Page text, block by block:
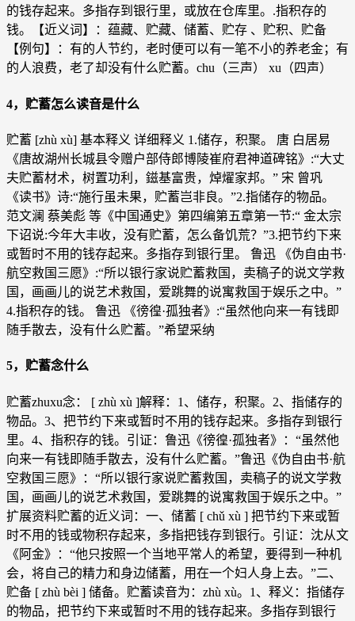
的钱存起来。多指存到银行里，或放在仓库里。.指积存的
钱。【近义词】：蕴藏、贮藏、储蓄、贮存 、贮积、贮备
【例句】：有的人节约，老时便可以有一笔不小的养老金；有
的人浪费，老了却没有什么贮蓄。chu（三声） xu（四声）
4，贮蓄怎么读音是什么
贮蓄 [zhù xù] 基本释义 详细释义 1.储存，积聚。 唐 白居易
《唐故湖州长城县令赠户部侍郎博陵崔府君神道碑铭》:“大丈
夫贮蓄材术，树置功利，鎡基富贵，焯燿家邦。” 宋 曾巩
《读书》诗:“施行虽未果，贮蓄岂非良。”2.指储存的物品。
范文澜 蔡美彪 等《中国通史》第四编第五章第一节:“ 金太宗
下诏说:今年大丰收，没有贮蓄，怎么备饥荒？”3.把节约下来
或暂时不用的钱存起来。多指存到银行里。 鲁迅 《伪自由书·
航空救国三愿》:“所以银行家说贮蓄救国，卖稿子的说文学救
国，画画儿的说艺术救国，爱跳舞的说寓救国于娱乐之中。”
4.指积存的钱。 鲁迅 《徬徨·孤独者》:“虽然他向来一有钱即
随手散去，没有什么贮蓄。”希望采纳
5，贮蓄念什么
贮蓄zhuxu念： [ zhù xù ]解释：1、储存，积聚。2、指储存的
物品。3、把节约下来或暂时不用的钱存起来。多指存到银行
里。4、指积存的钱。引证：鲁迅《徬徨·孤独者》：“虽然他
向来一有钱即随手散去，没有什么贮蓄。”鲁迅《伪自由书·航
空救国三愿》：“所以银行家说贮蓄救国，卖稿子的说文学救
国，画画儿的说艺术救国，爱跳舞的说寓救国于娱乐之中。”
扩展资料贮蓄的近义词：一、储蓄 [ chǔ xù ] 把节约下来或暂
时不用的钱或物积存起来，多指把钱存到银行。引证：沈从文
《阿金》：“他只按照一个当地平常人的希望，要得到一种机
会，将自己的精力和身边储蓄，用在一个妇人身上去。”二、
贮备 [ zhù bèi ] 储备。贮蓄读音为：zhù xù。1、释义：指储存
的物品，把节约下来或暂时不用的钱存起来。多指存到银行